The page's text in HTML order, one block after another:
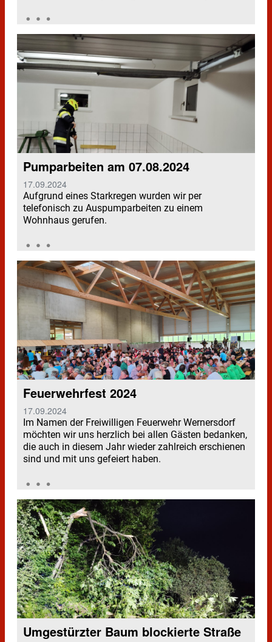
Pumparbeiten am 07.08.2024
17.09.2024
Aufgrund eines Starkregen wurden wir per
telefonisch zu Auspumparbeiten zu einem
Wohnhaus gerufen.
Feuerwehrfest 2024
17.09.2024
Im Namen der Freiwilligen Feuerwehr Wernersdorf
möchten wir uns herzlich bei allen Gästen bedanken,
die auch in diesem Jahr wieder zahlreich erschienen
sind und mit uns gefeiert haben.
Umgestürzter Baum blockierte Straße